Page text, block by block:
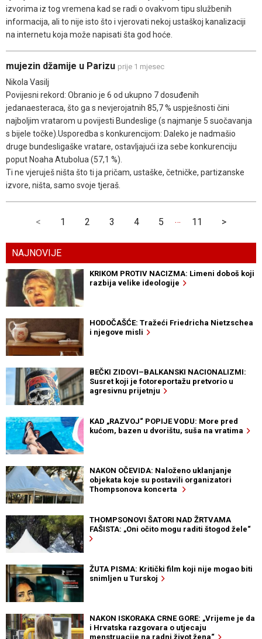
izvorima iz tog vremena kad se radi o ovakvom tipu službenih
informacija, ali to nije isto što i vjerovati nekoj ustaškoj kanalizaciji
na internetu koja može napisati šta god hoće.
mujezin džamije u Parizu prije 1 mjesec
Nikola Vasilj
Povijesni rekord: Obranio je 6 od ukupno 7 dosuđenih
jedanaesteraca, što ga s nevjerojatnih 85,7 % uspješnosti čini
najboljim vratarom u povijesti Bundeslige (s najmanje 5 suočavanja
s bijele točke).Usporedba s konkurencijom: Daleko je nadmašio
druge bundesligaške vratare, ostavljajući iza sebe konkurenciju
poput Noaha Atubolua (57,1 %).
Ti ne vjeruješ ništa što ti ja pričam, ustaške, četničke, partizanske
izvore, ništa, samo svoje tjeraš.
< 1 2 3 4 5 … 11 >
NAJNOVIJE
KRIKOM PROTIV NACIZMA: Limeni doboš koji
razbija velike ideologije
HODOČAŠĆE: Tražeći Friedricha Nietzschea
i njegove misli
BEČKI ZIDOVI–BALKANSKI NACIONALIZMI:
Susret koji je fotoreportažu pretvorio u
agresivnu prijetnju
KAD „RAZVOJ“ POPIJE VODU: More pred
kućom, bazen u dvorištu, suša na vratima
NAKON OČEVIDA: Naloženo uklanjanje
objekata koje su postavili organizatori
Thompsonova koncerta
THOMPSONOVI ŠATORI NAD ŽRTVAMA
FAŠISTA: „Oni očito mogu raditi štogod žele“
ŽUTA PISMA: Kritički film koji nije mogao biti
snimljen u Turskoj
NAKON ISKORAKA CRNE GORE: „Vrijeme je da
i Hrvatska razgovara o utjecaju
menstruacije na radni život žena“